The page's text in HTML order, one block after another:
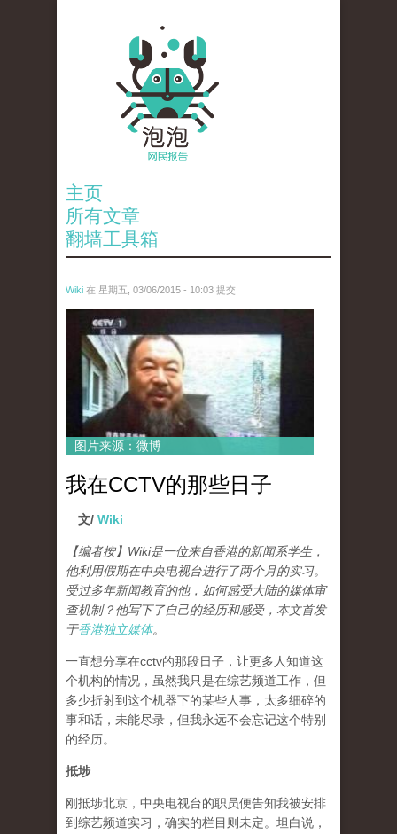
主页
所有文章
翻墙工具箱
Wiki 在 星期五, 03/06/2015 - 10:03 提交
ai_wei_wei_.jpg
图片来源：微博
我在CCTV的那些日子
文/ Wiki
【编者按】Wiki是一位来自香港的新闻系学生，
他利用假期在中央电视台进行了两个月的实习。
受过多年新闻教育的他，如何感受大陆的媒体审
查机制？他写下了自己的经历和感受，本文首发
于香港独立媒体。
一直想分享在cctv的那段日子，让更多人知道这
个机构的情况，虽然我只是在综艺频道工作，但
多少折射到这个机器下的某些人事，太多细碎的
事和话，未能尽录，但我永远不会忘记这个特别
的经历。
抵埗
刚抵埗北京，中央电视台的职员便告知我被安排
到综艺频道实习，确实的栏目则未定。坦白说，